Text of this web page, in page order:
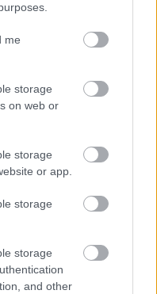
me
storage
on web or
storage
or app.
storage
storage
and other
ÚJRA
HOZTA A